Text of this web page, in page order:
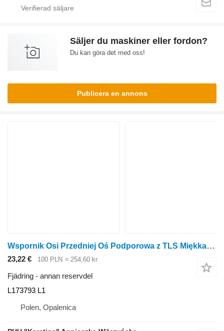
Säljer du maskiner eller fordon?
Du kan göra det med oss!
Publicera en annons
Wspornik Osi Przedniej Oś Podporowa z TLS Miękka John Deere 6930 Framaxelstöd med TLS Soft L173793 L1 till John Deere 6930 hjultraktor
23,22 € 100 PLN ≈ 254,60 kr
Fjädring - annan reservdel
L173793 L1
Polen, Opalenica